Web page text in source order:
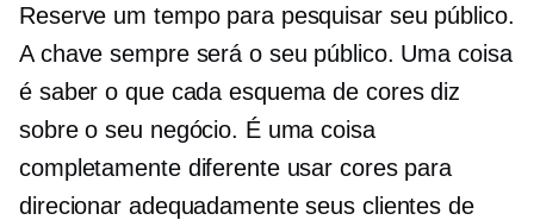
Reserve um tempo para pesquisar seu público.
A chave sempre será o seu público. Uma coisa
é saber o que cada esquema de cores diz
sobre o seu negócio. É uma coisa
completamente diferente usar cores para
direcionar adequadamente seus clientes de